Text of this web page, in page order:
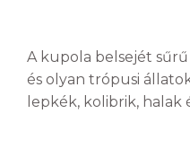
A kupola belsejét
és olyan trópusi
lepkék, kolibrik, halak